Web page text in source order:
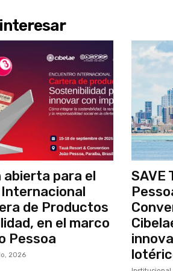
para el
de Productos
en el marco
Pessoa
2026
SAVE